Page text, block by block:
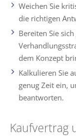
Weichen Sie
die richtigen
Bereiten Sie
dem Konzept
Kalkulieren Sie
genug Zeit ein,
beantworten.
Kaufvertrag